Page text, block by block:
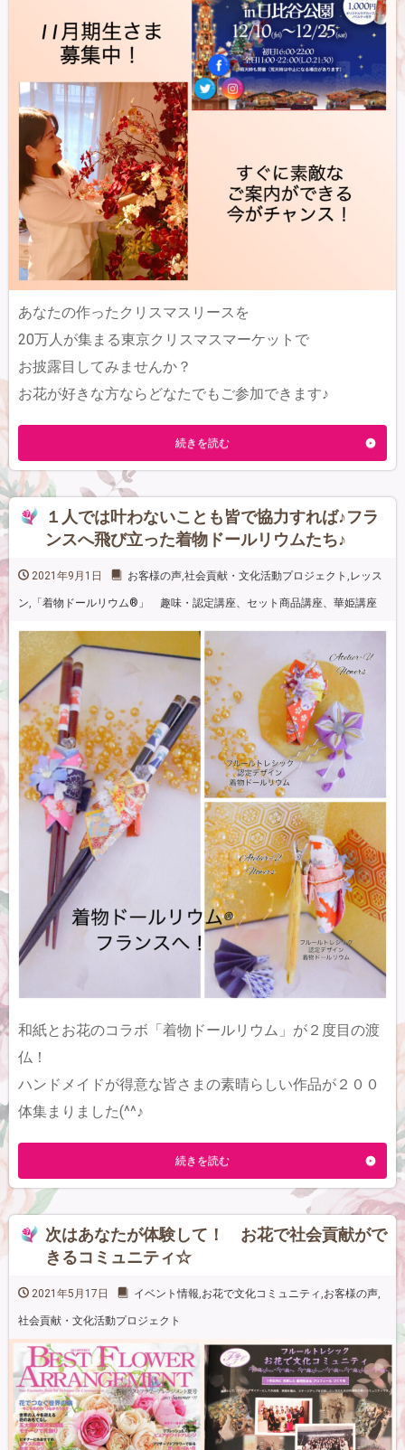
あなたの作ったクリスマスリースを
20万人が集まる東京クリスマスマーケットで
お披露目してみませんか？
お花が好きな方ならどなたでもご参加できます♪
続きを読む
１人では叶わないことも皆で協力すれば♪フラ
ンスへ飛び立った着物ドールリウムたち♪
2021年9月1日 お客様の声,社会貢献・文化活動プロジェクト ,レッス
ン, 「着物ドールリウム®」 趣味・認定講座、セット商品講座、華姫講座
和紙とお花のコラボ「着物ドールリウム」が２度目の渡
仏！
ハンドメイドが得意な皆さまの素晴らしい作品が２００
体集まりました(^^♪
続きを読む
次はあなたが体験して！ お花で社会貢献がで
きるコミュニティ☆
2021年5月17日 イベント情報,お花で文化コミュニティ,お客様の声,
社会貢献・文化活動プロジェクト